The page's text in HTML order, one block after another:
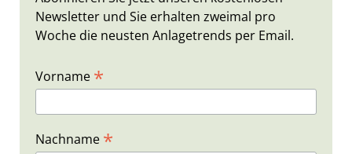
Newsletter und Sie erhalten zweimal pro
Woche die neusten Anlagetrends per Email.
Vorname *
Nachname *